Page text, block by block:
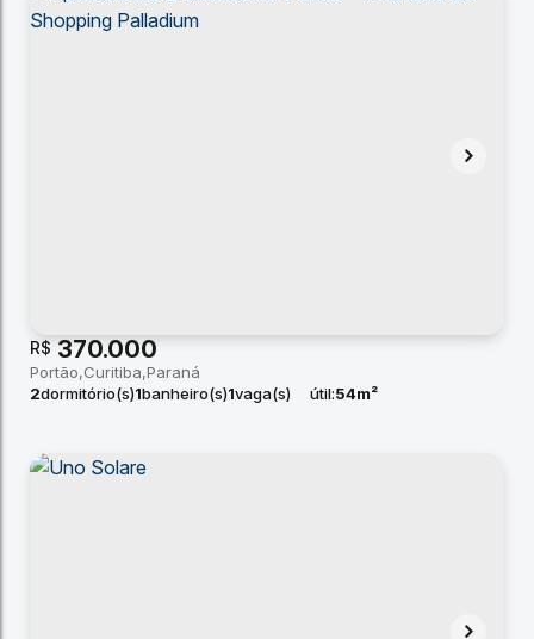
R$ 370.000
Portão Curitiba Paraná
2dormitório(s)1banheiro(s)1vaga(s) útil:54m²